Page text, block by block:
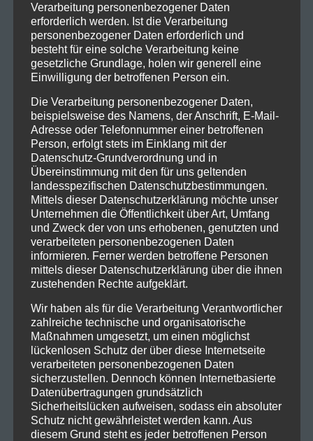
Verarbeitung personenbezogener Daten
erforderlich werden. Ist die Verarbeitung
personenbezogener Daten erforderlich und
besteht für eine solche Verarbeitung keine
gesetzliche Grundlage, holen wir generell eine
Einwilligung der betroffenen Person ein.
Die Verarbeitung personenbezogener Daten,
beispielsweise des Namens, der Anschrift, E-Mail-
Adresse oder Telefonnummer einer betroffenen
Person, erfolgt stets im Einklang mit der
Datenschutz-Grundverordnung und in
Übereinstimmung mit den für uns geltenden
landesspezifischen Datenschutzbestimmungen.
Mittels dieser Datenschutzerklärung möchte unser
Unternehmen die Öffentlichkeit über Art, Umfang
und Zweck der von uns erhobenen, genutzten und
verarbeiteten personenbezogenen Daten
informieren. Ferner werden betroffene Personen
mittels dieser Datenschutzerklärung über die ihnen
zustehenden Rechte aufgeklärt.
Wir haben als für die Verarbeitung Verantwortlicher
zahlreiche technische und organisatorische
Maßnahmen umgesetzt, um einen möglichst
lückenlosen Schutz der über diese Internetseite
verarbeiteten personenbezogenen Daten
sicherzustellen. Dennoch können Internetbasierte
Datenübertragungen grundsätzlich
Sicherheitslücken aufweisen, sodass ein absoluter
Schutz nicht gewährleistet werden kann. Aus
diesem Grund steht es jeder betroffenen Person